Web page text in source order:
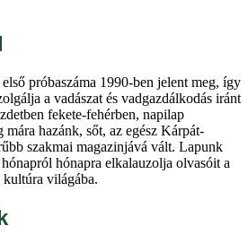
próbaszáma 1990-ben jelent meg, így
a vadászat és vadgazdálkodás iránt
fekete-fehérben, napilap
hazánk, sőt, az egész Kárpát-
szakmai magazinjává vált. Lapunk
hónapra elkalauzolja olvasóit a
kultúra világába.